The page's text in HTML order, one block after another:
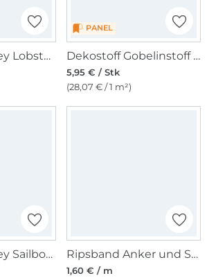
Baumwolljersey Lobster on Stripes, wollweiß
PANEL
Dekostoff Gobelinstoff Panel Anker, 46 x 46 cm
5,95 € / Stk
(28,07 € / 1 m²)
Baumwolljersey Sailboat, wollweiss Ripsband Anker und Sterne, rot
1,60 € / m